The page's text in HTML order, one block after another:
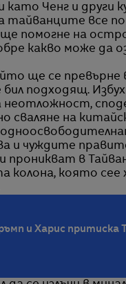
Ченг и други
тайванците все
помогне на
какво може да
ще се превърне
подходящ.
неотложност,
сваляне на
и чуждите
проникват в
колона, която
и Харис притиска